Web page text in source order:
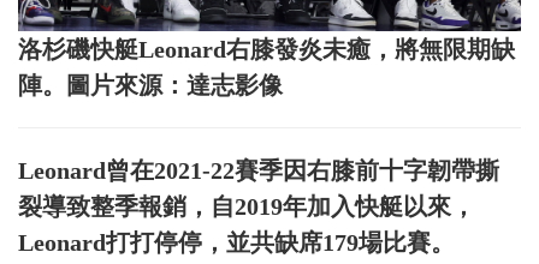
洛杉磯快艇Leonard右膝發炎未癒，將無限期缺
陣。圖片來源：達志影像
Leonard曾在2021-22賽季因右膝前十字韌帶撕
裂導致整季報銷，自2019年加入快艇以來，
Leonard打打停停，並共缺席179場比賽。